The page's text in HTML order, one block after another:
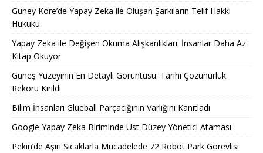
Güney Kore’de Yapay Zeka ile Oluşan Şarkıların Telif Hakkı
Hukuku
Yapay Zeka ile Değişen Okuma Alışkanlıkları: İnsanlar Daha Az
Kitap Okuyor
Güneş Yüzeyinin En Detaylı Görüntüsü: Tarihi Çözünürlük
Rekoru Kırıldı
Bilim İnsanları Glueball Parçacığının Varlığını Kanıtladı
Google Yapay Zeka Biriminde Üst Düzey Yönetici Ataması
Pekin’de Aşırı Sıcaklarla Mücadelede 72 Robot Park Görevlisi